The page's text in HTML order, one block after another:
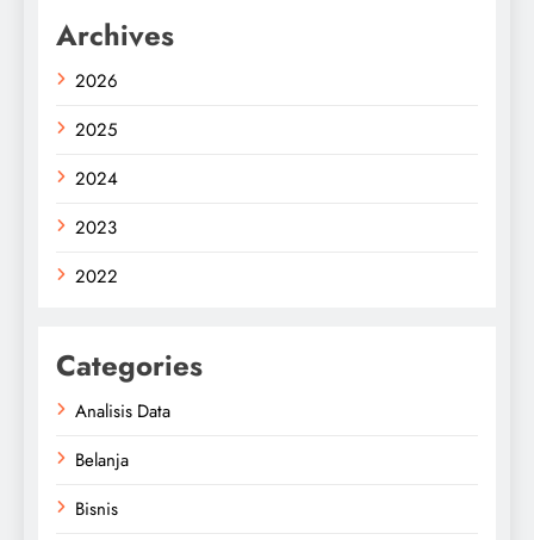
Archives
2026
2025
2024
2023
2022
Categories
Analisis Data
Belanja
Bisnis